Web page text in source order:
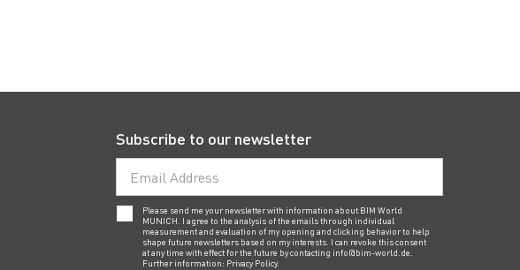
Subscribe to our newsletter
Please send me your newsletter with information about BIM World
MUNICH. I agree to the analysis of the emails through individual
measurement and evaluation of my opening and clicking behavior to help
shape future newsletters based on my interests. I can revoke this consent
at any time with effect for the future by contacting info@bim-world.de
Further information: Privacy Policy.